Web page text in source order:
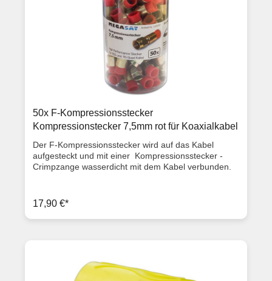
50x F-Kompressionsstecker
Kompressionstecker 7,5mm rot für Koaxialkabel
Der F-Kompressionsstecker wird auf das Kabel
aufgesteckt und mit einer Kompressionsstecker -
Crimpzange wasserdicht mit dem Kabel verbunden.
Geliefert werden 50 Stück in einer transportsicheren
Kunststoff-Transportbox Ausstattungsmerkmale F-
Kompressionsstecker Gewindedurchmesser 7,5mm
17,90 €*